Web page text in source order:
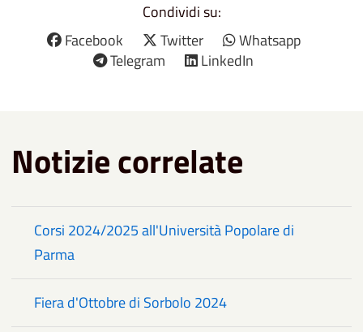
Condividi su:
Facebook
Twitter
Whatsapp
Telegram
LinkedIn
Notizie correlate
Corsi 2024/2025 all'Università Popolare di
Parma
Fiera d'Ottobre di Sorbolo 2024